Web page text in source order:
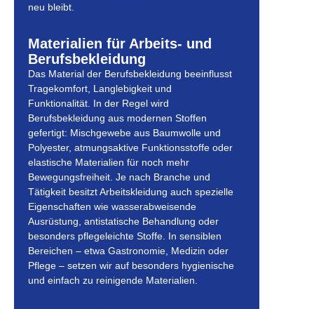
neu bleibt.
Materialien für Arbeits- und
Berufsbekleidung
Das Material der Berufsbekleidung beeinflusst
Tragekomfort, Langlebigkeit und
Funktionalität. In der Regel wird
Berufsbekleidung aus modernen Stoffen
gefertigt: Mischgewebe aus Baumwolle und
Polyester, atmungsaktive Funktionsstoffe oder
elastische Materialien für noch mehr
Bewegungsfreiheit. Je nach Branche und
Tätigkeit besitzt Arbeitskleidung auch spezielle
Eigenschaften wie wasserabweisende
Ausrüstung, antistatische Behandlung oder
besonders pflegeleichte Stoffe. In sensiblen
Bereichen – etwa Gastronomie, Medizin oder
Pflege – setzen wir auf besonders hygienische
und einfach zu reinigende Materialien.